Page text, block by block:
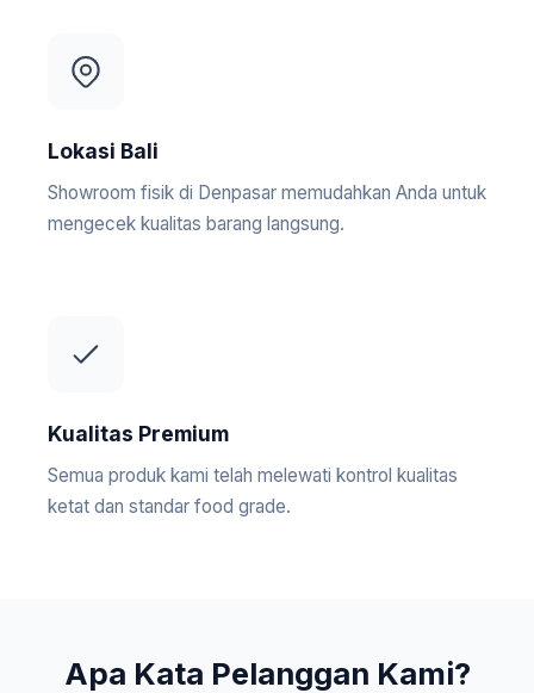
Lokasi Bali
Showroom fisik di Denpasar memudahkan Anda untuk
mengecek kualitas barang langsung.
Kualitas Premium
Semua produk kami telah melewati kontrol kualitas
ketat dan standar food grade.
Apa Kata Pelanggan Kami?